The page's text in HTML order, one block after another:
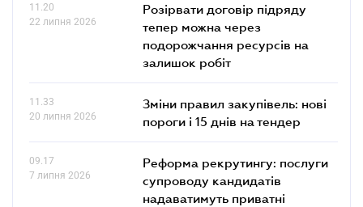
11.20
22 липня 2026
Розірвати договір підряду
тепер можна через
подорожчання ресурсів на
залишок робіт
11.33
20 липня 2026
Зміни правил закупівель: нові
пороги і 15 днів на тендер
09.17
7 липня 2026
Реформа рекрутингу: послуги
супроводу кандидатів
надаватимуть приватні